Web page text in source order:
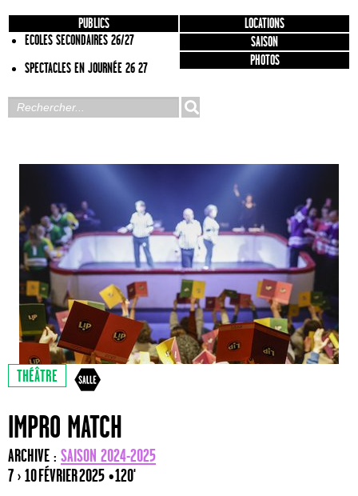
PUBLICS
ECOLES SECONDAIRES 26/27
SPECTACLES EN JOURNÉE 26 27
LOCATIONS
SAISON
PHOTOS
THÉÂTRE
IMPRO MATCH
ARCHIVE : SAISON 2024-2025
7 › 10 FÉVRIER 2025 • 120'